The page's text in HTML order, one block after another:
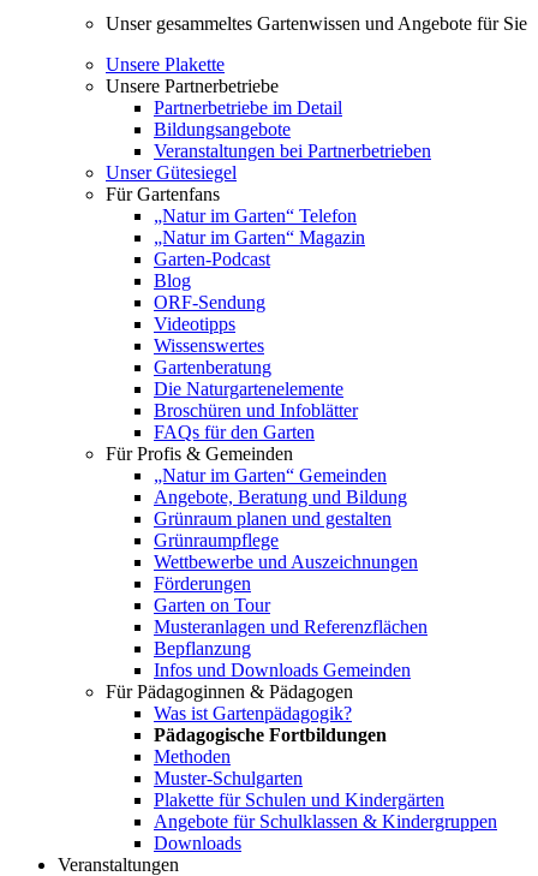
Unser gesammeltes Gartenwissen und Angebote für Sie
Unsere Plakette
Unsere Partnerbetriebe
Partnerbetriebe im Detail
Bildungsangebote
Veranstaltungen bei Partnerbetrieben
Unser Gütesiegel
Für Gartenfans
„Natur im Garten“ Telefon
„Natur im Garten“ Magazin
Garten-Podcast
Blog
ORF-Sendung
Videotipps
Wissenswertes
Gartenberatung
Die Naturgartenelemente
Broschüren und Infoblätter
FAQs für den Garten
Für Profis & Gemeinden
„Natur im Garten“ Gemeinden
Angebote, Beratung und Bildung
Grünraum planen und gestalten
Grünraumpflege
Wettbewerbe und Auszeichnungen
Förderungen
Garten on Tour
Musteranlagen und Referenzflächen
Bepflanzung
Infos und Downloads Gemeinden
Für Pädagoginnen & Pädagogen
Was ist Gartenpädagogik?
Pädagogische Fortbildungen
Methoden
Muster-Schulgarten
Plakette für Schulen und Kindergärten
Angebote für Schulklassen & Kindergruppen
Downloads
Veranstaltungen